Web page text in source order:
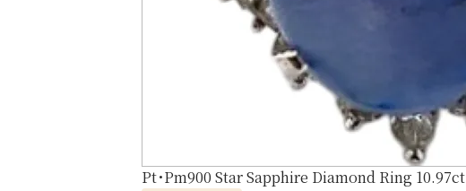
Pt･Pm900 Star Sapphire Diamond Ring 10.97ct